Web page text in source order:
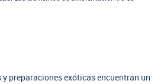
y preparaciones exóticas encuentran un